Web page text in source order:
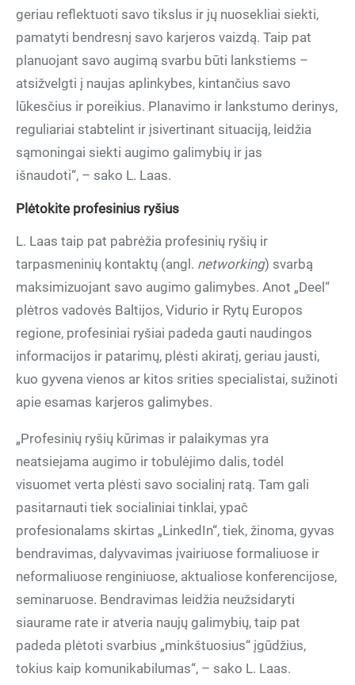
geriau reflektuoti savo tikslus ir jų nuosekliai siekti,
pamatyti bendresnį savo karjeros vaizdą. Taip pat
planuojant savo augimą svarbu būti lankstiems –
atsižvelgti į naujas aplinkybes, kintančius savo
lūkesčius ir poreikius. Planavimo ir lankstumo derinys,
reguliariai stabtelint ir įsivertinant situaciją, leidžia
sąmoningai siekti augimo galimybių ir jas
išnaudoti“, – sako L. Laas.
Plėtokite profesinius ryšius
L. Laas taip pat pabrėžia profesinių ryšių ir
tarpasmeninių kontaktų (angl. networking) svarbą
maksimizuojant savo augimo galimybes. Anot „Deel“
plėtros vadovės Baltijos, Vidurio ir Rytų Europos
regione, profesiniai ryšiai padeda gauti naudingos
informacijos ir patarimų, plėsti akiratį, geriau jausti,
kuo gyvena vienos ar kitos srities specialistai, sužinoti
apie esamas karjeros galimybes.
„Profesinių ryšių kūrimas ir palaikymas yra
neatsiejama augimo ir tobulėjimo dalis, todėl
visuomet verta plėsti savo socialinį ratą. Tam gali
pasitarnauti tiek socialiniai tinklai, ypač
profesionalams skirtas „LinkedIn“, tiek, žinoma, gyvas
bendravimas, dalyvavimas įvairiuose formaliuose ir
neformaliuose renginiuose, aktualiose konferencijose,
seminaruose. Bendravimas leidžia neužsidaryti
siaurame rate ir atveria naujų galimybių, taip pat
padeda plėtoti svarbius „minkštuosius“ įgūdžius,
tokius kaip komunikabilumas“, – sako L. Laas.